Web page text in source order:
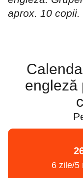
aprox. 10 copii.
engleză
6 zile/5